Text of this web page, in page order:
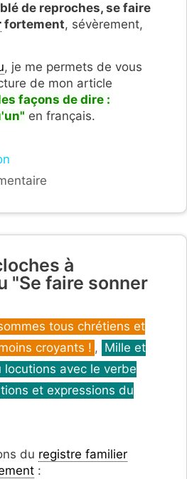
de reproches, se faire
fortement, sévèrement,
, je me permets de vous
de mon article
façons de dire :
en français.
à
"Se faire sonner
tous chrétiens et
croyants ! , Mille et
locutions avec le verbe
et expressions du
du registre familier
: